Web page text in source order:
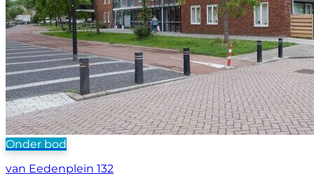
Onder bod
van Eedenplein 132